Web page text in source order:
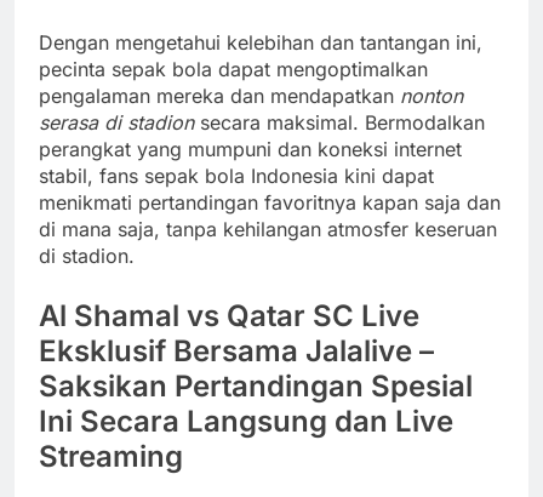
Dengan mengetahui kelebihan dan tantangan ini,
pecinta sepak bola dapat mengoptimalkan
pengalaman mereka dan mendapatkan nonton
serasa di stadionsecara maksimal. Bermodalkan
perangkat yang mumpuni dan koneksi internet
stabil, fans sepak bola Indonesia kini dapat
menikmati pertandingan favoritnya kapan saja dan
di mana saja, tanpa kehilangan atmosfer keseruan
di stadion.
Al Shamal vs Qatar SC Live
Eksklusif Bersama Jalalive –
Saksikan Pertandingan Spesial
Ini Secara Langsung dan Live
Streaming